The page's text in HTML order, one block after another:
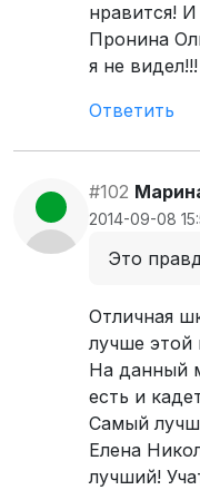
нравится!
Пронина
я не видел!!!
Ответить
#102
2014-09-08
Это
Отличная
лучше этой
На данный
есть и
Самый
Елена
лучший!